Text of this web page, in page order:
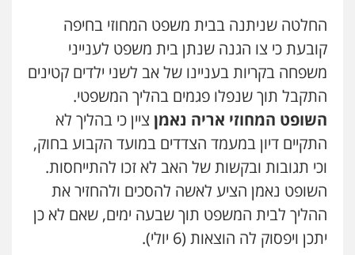
עו"ד גיורא זילברשטיין
פלילי פשיעה חמורה מעצרים וחקירות
0505212444
עו"ד קובי בן שעיה
פלילי צווארון לבן צבאי
0524040052
עו"ד אלון ארז
פלילי צבאי סמים אלימות במשפחה
החלטה שניתנה בבית משפט המחוזי בחיפה
קובעת כי צו הגנה שנתן בית משפט לענייני
משפחה בקריות בעניינו של אב לשני ילדים קטינים
התקבל תוך שנפלו פגמים בהליך המשפטי.
השופט המחוזי אריה נאמן ציין כי בהליך לא
התקיים דיון במעמד הצדדים במועד הקבוע בחוק,
וכי תגובות ובקשות של האב לא זכו להתייחסות.
השופט נאמן הציע לאשה להסכים ולהחזיר את
ההליך לבית המשפט תוך שבעה ימים, שאם לא כן
יתכן ויפסוק לה הוצאות (6 יולי).